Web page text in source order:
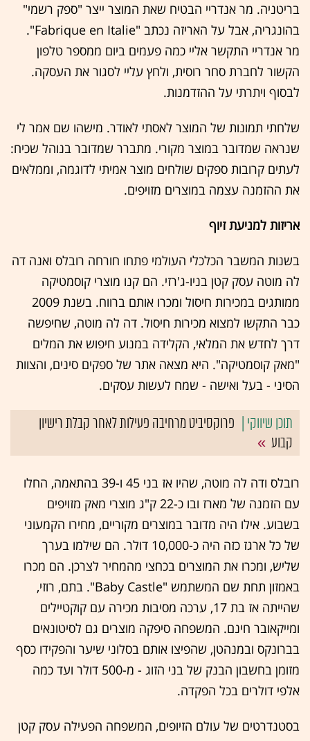
בריטניה. מר אנדריי הבטיח שאת המוצר ייצר "ספק רשמי"
בהונגריה, אבל על האריזה נכתב "Fabrique en Italie".
מר אנדריי התקשר אליי כמה פעמים ביום ממספר טלפון
הקשור לחברת סחר רוסית, ולחץ עליי לסגור את העסקה.
לבסוף ויתרתי על ההזדמנות.
שלחתי תמונות של המוצר לאסתי לאודר. מישהו שם אמר לי
שנראה שמדובר במוצר מקורי. מתברר שמדובר בנוהל שכיח:
לעתים קרובות ספקים שולחים מוצר אמיתי לדוגמה, וממלאים
את ההזמנה עצמה במוצרים מזויפים.
אריזות למניעת זיוף
בשנות המשבר הכלכלי העולמי פתחו חורחה רובלס ואנה דה
לה מוטה עסק קטן בניו-ג'רזי. הם קנו מוצרי קוסמטיקה
ממותגים במכירות חיסול ומכרו אותם ברווח. בשנת 2009
כבר התקשו למצוא מכירות חיסול. דה לה מוטה, שחיפשה
דרך לחדש את המלאי, הקלידה במנוע חיפוש את המלים
"מאק קוסמטיקה". היא מצאה אתר של ספקים סינים, והצוות
הסיני - בעל ואישה - שמח לעשות עסקים.
פרוקסיביט מרחיבה פעילות לאחר קבלת רישיון
קבוע
רובלס ודה לה מוטה, שהיו אז בני 45 ו-39 בהתאמה, החלו
עם הזמנה של מארז ובו כ-22 ק"ג מוצרי מאק מזויפים
בשבוע. אילו היה מדובר במוצרים מקוריים, מחירו הקמעוני
של כל ארגז כזה היה כ-10,000 דולר. הם שילמו בערך
שליש, ומכרו את המוצרים בכחצי מהמחיר לצרכן. הם מכרו
באמזון תחת שם המשתמש "Baby Castle". בתם, רוזי,
שהייתה אז בת 17, ערכה מסיבות מכירה עם קוקטיילים
ומייקאובר חינם. המשפחה סיפקה מוצרים גם לסיטונאים
בברונקס ובמנהטן, שהפיצו אותם בסלוני שיער והפקידו כסף
מזומן בחשבון הבנק של בני הזוג - מ-500 דולר ועד כמה
אלפי דולרים בכל הפקדה.
בסטנדרטים של עולם הזיופים, המשפחה הפעילה עסק קטן